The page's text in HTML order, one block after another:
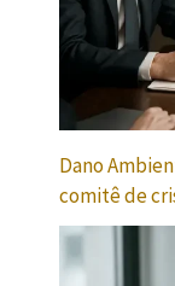
Dano
comitê de